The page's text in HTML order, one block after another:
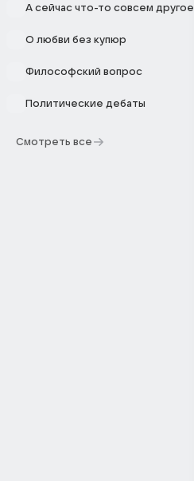
А сейчас что-то совсем другое
О любви без купюр
Философский вопрос
Политические дебаты
Смотреть все